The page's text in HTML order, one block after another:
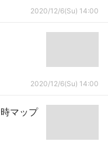
2020/12/6(Su) 14:00
2020/12/6(Su) 14:00
マップ